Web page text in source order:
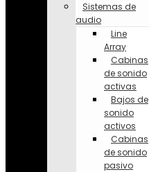
Sistemas de
audio
Line
Array
Cabinas
de sonido
activas
Bajos de
sonido
activos
Cabinas
de sonido
pasivo